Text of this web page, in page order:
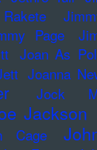
Page
Joan As
Joanna
Jock
Jackson
Cage